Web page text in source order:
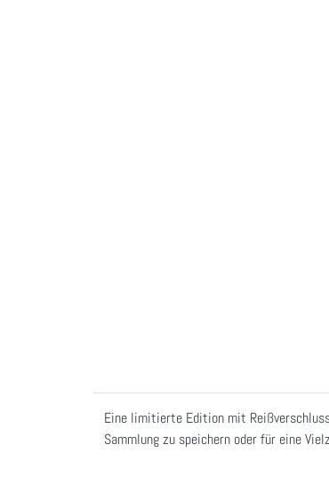
Eine limitierte Edition mit
Sammlung zu speichern oder für eine